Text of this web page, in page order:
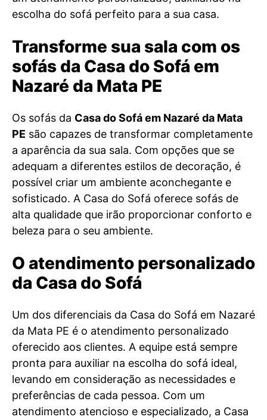
escolha do sofá perfeito para a sua casa.
Transforme sua sala com os
sofás da Casa do Sofá em
Nazaré da Mata PE
Os sofás da Casa do Sofá em Nazaré da Mata
PE são capazes de transformar completamente
a aparência da sua sala. Com opções que se
adequam a diferentes estilos de decoração, é
possível criar um ambiente aconchegante e
sofisticado. A Casa do Sofá oferece sofás de
alta qualidade que irão proporcionar conforto e
beleza para o seu ambiente.
O atendimento personalizado
da Casa do Sofá
Um dos diferenciais da Casa do Sofá em Nazaré
da Mata PE é o atendimento personalizado
oferecido aos clientes. A equipe está sempre
pronta para auxiliar na escolha do sofá ideal,
levando em consideração as necessidades e
preferências de cada pessoa. Com um
atendimento atencioso e especializado, a Casa